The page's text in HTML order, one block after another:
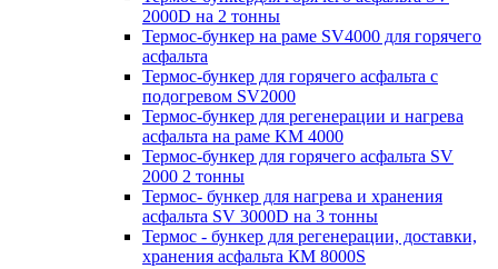
2000D на 2 тонны
Термос-бункер на раме SV4000 для горячего
асфальта
Термос-бункер для горячего асфальта с
подогревом SV2000
Термос-бункер для регенерации и нагрева
асфальта на раме KM 4000
Термос-бункер для горячего асфальта SV
2000 2 тонны
Термос- бункер для нагрева и хранения
асфальта SV 3000D на 3 тонны
Термос - бункер для регенерации, доставки,
хранения асфальта КМ 8000S